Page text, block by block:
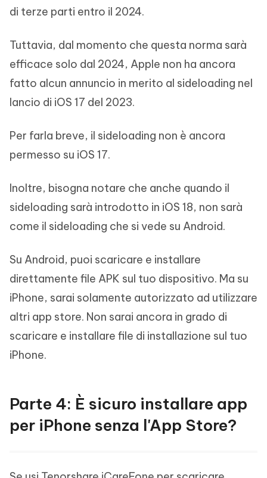
di terze parti entro il 2024.
Tuttavia, dal momento che questa norma sarà
efficace solo dal 2024, Apple non ha ancora
fatto alcun annuncio in merito al sideloading nel
lancio di iOS 17 del 2023.
Per farla breve, il sideloading non è ancora
permesso su iOS 17.
Inoltre, bisogna notare che anche quando il
sideloading sarà introdotto in iOS 18, non sarà
come il sideloading che si vede su Android.
Su Android, puoi scaricare e installare
direttamente file APK sul tuo dispositivo. Ma su
iPhone, sarai solamente autorizzato ad utilizzare
altri app store. Non sarai ancora in grado di
scaricare e installare file di installazione sul tuo
iPhone.
Parte 4: È sicuro installare app
per iPhone senza l'App Store?